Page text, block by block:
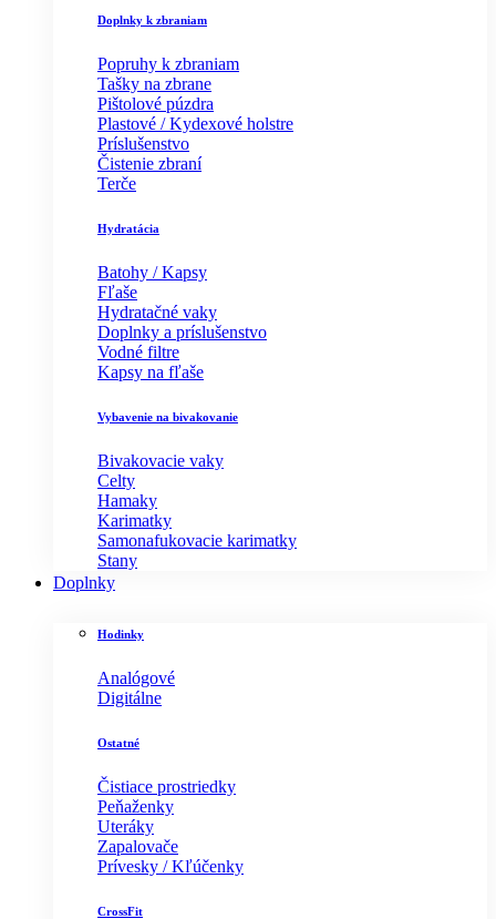
Doplnky k zbraniam
Popruhy k zbraniam
Tašky na zbrane
Pištolové púzdra
Plastové / Kydexové holstre
Príslušenstvo
Čistenie zbraní
Terče
Hydratácia
Batohy / Kapsy
Fľaše
Hydratačné vaky
Doplnky a príslušenstvo
Vodné filtre
Kapsy na fľaše
Vybavenie na bivakovanie
Bivakovacie vaky
Celty
Hamaky
Karimatky
Samonafukovacie karimatky
Stany
Doplnky
Hodinky
Analógové
Digitálne
Ostatné
Čistiace prostriedky
Peňaženky
Uteráky
Zapalovače
Prívesky / Kľúčenky
CrossFit